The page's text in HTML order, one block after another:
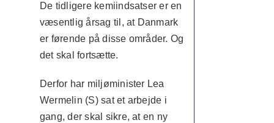
De tidligere kemiindsatser er en
væsentlig årsag til, at Danmark
er førende på disse områder. Og
det skal fortsætte.
Derfor har miljøminister Lea
Wermelin (S) sat et arbejde i
gang, der skal sikre, at en ny